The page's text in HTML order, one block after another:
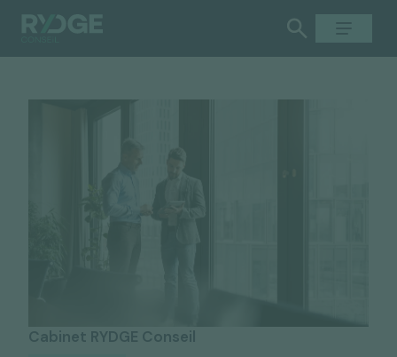
Cabinet RYDGE Conseil